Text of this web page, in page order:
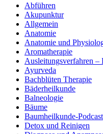
Abführen
Akupunktur
Allgemein
Anatomie
Anatomie und
Aromatherapie
Ausleitungsverfahren –
Ayurveda
Bachblüten Therapie
Bäderheilkunde
Balneologie
Bäume
Baumheilkunde-Podcast
Detox und Reinigen